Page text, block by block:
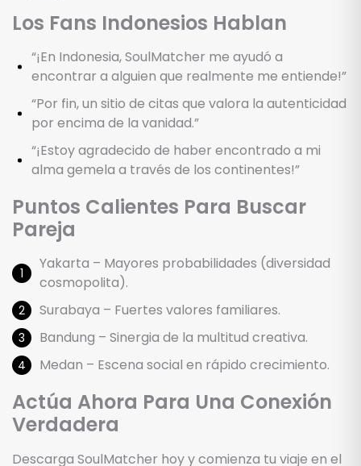
Los Fans Indonesios Hablan
“¡En Indonesia, SoulMatcher me ayudó a
encontrar a alguien que realmente me entiende!”
“Por fin, un sitio de citas que valora la autenticidad
por encima de la vanidad.”
“¡Estoy agradecido de haber encontrado a mi
alma gemela a través de los continentes!”
Puntos Calientes Para Buscar
Pareja
Yakarta – Mayores probabilidades (diversidad
cosmopolita).
Surabaya – Fuertes valores familiares.
Bandung – Sinergia de la multitud creativa.
Medan – Escena social en rápido crecimiento.
Actúa Ahora Para Una Conexión
Verdadera
Descarga SoulMatcher hoy y comienza tu viaje en el